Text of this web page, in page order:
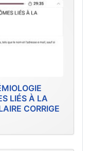
LIÉS À LA
CORRIGE